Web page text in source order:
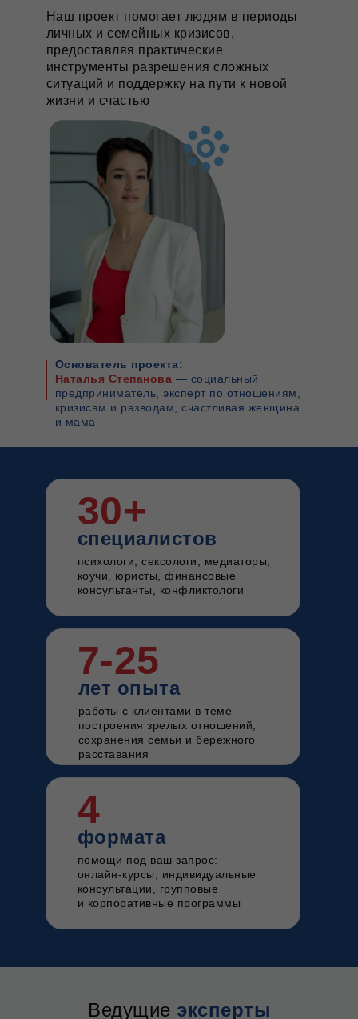
Наш проект помогает людям в периоды
личных и семейных кризисов,
предоставляя практические
инструменты разрешения сложных
ситуаций и поддержку на пути к новой
жизни и счастью
Основатель проекта:
Наталья Степанова — социальный
предприниматель, эксперт по отношениям,
кризисам и разводам, счастливая женщина
и мама
психологи, сексологи, медиаторы,
коучи, юристы, финансовые
консультанты, конфликтологи
30+
помощи под ваш запрос:
онлайн-курсы, индивидуальные
консультации, групповые
и корпоративные программы
формата
4
работы с клиентами в теме
построения зрелых отношений,
сохранения семьи и бережного
расставания
специалистов
лет опыта
7-25
Ведущие эксперты